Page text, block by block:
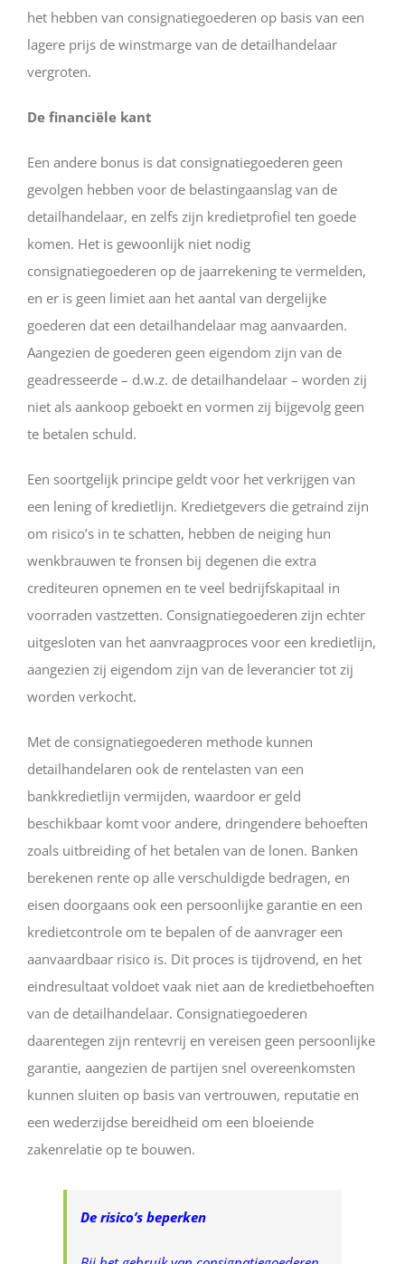
het hebben van consignatiegoederen op basis van een
lagere prijs de winstmarge van de detailhandelaar
vergroten.
De financiële kant
Een andere bonus is dat consignatiegoederen geen
gevolgen hebben voor de belastingaanslag van de
detailhandelaar, en zelfs zijn kredietprofiel ten goede
komen. Het is gewoonlijk niet nodig
consignatiegoederen op de jaarrekening te vermelden,
en er is geen limiet aan het aantal van dergelijke
goederen dat een detailhandelaar mag aanvaarden.
Aangezien de goederen geen eigendom zijn van de
geadresseerde – d.w.z. de detailhandelaar – worden zij
niet als aankoop geboekt en vormen zij bijgevolg geen
te betalen schuld.
Een soortgelijk principe geldt voor het verkrijgen van
een lening of kredietlijn. Kredietgevers die getraind zijn
om risico’s in te schatten, hebben de neiging hun
wenkbrauwen te fronsen bij degenen die extra
crediteuren opnemen en te veel bedrijfskapitaal in
voorraden vastzetten. Consignatiegoederen zijn echter
uitgesloten van het aanvraagproces voor een kredietlijn,
aangezien zij eigendom zijn van de leverancier tot zij
worden verkocht.
Met de consignatiegoederen methode kunnen
detailhandelaren ook de rentelasten van een
bankkredietlijn vermijden, waardoor er geld
beschikbaar komt voor andere, dringendere behoeften
zoals uitbreiding of het betalen van de lonen. Banken
berekenen rente op alle verschuldigde bedragen, en
eisen doorgaans ook een persoonlijke garantie en een
kredietcontrole om te bepalen of de aanvrager een
aanvaardbaar risico is. Dit proces is tijdrovend, en het
eindresultaat voldoet vaak niet aan de kredietbehoeften
van de detailhandelaar. Consignatiegoederen
daarentegen zijn rentevrij en vereisen geen persoonlijke
garantie, aangezien de partijen snel overeenkomsten
kunnen sluiten op basis van vertrouwen, reputatie en
een wederzijdse bereidheid om een bloeiende
zakenrelatie op te bouwen.
De risico’s beperken